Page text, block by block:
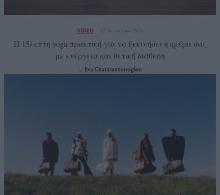
VIDEO 02 Αυγούστου 2026
Η 15λεπτη yoga πρακτική για να ξεκινήσει η ημέρα σας
με ενέργεια και θετική διάθεση
Eva Chatziantonoglou